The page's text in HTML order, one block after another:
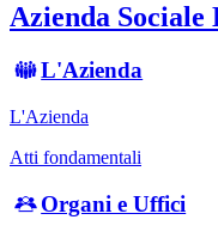
Azienda Sociale
L'Azienda
L'Azienda
Atti fondamentali
Organi e Uffici